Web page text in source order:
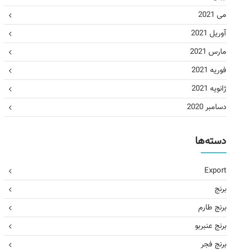
می 2021
آوریل 2021
مارس 2021
فوریه 2021
ژانویه 2021
دسامبر 2020
دسته‌ها
Export
برنج
برنج طارم
برنج عنبربو
برنج فجر